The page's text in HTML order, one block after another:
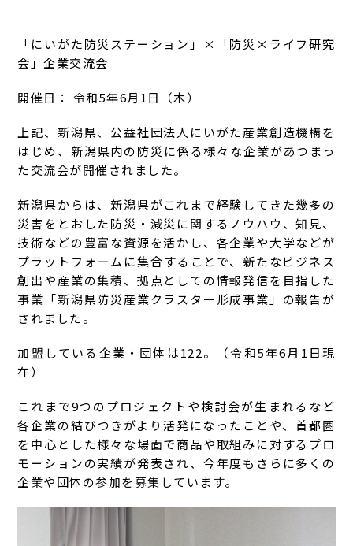
「にいがた防災ステーション」×「防災×ライフ研究
会」企業交流会
開催日： 令和5年6月1日（木）
上記、新潟県、公益社団法人にいがた産業創造機構を
はじめ、新潟県内の防災に係る様々な企業があつまっ
た交流会が開催されました。
新潟県からは、新潟県がこれまで経験してきた幾多の
災害をとおした防災・減災に関するノウハウ、知見、
技術などの豊富な資源を活かし、各企業や大学などが
プラットフォームに集合することで、新たなビジネス
創出や産業の集積、拠点としての情報発信を目指した
事業「新潟県防災産業クラスター形成事業」の報告が
されました。
加盟している企業・団体は122。（令和5年6月1日現
在）
これまで9つのプロジェクトや検討会が生まれるなど
各企業の結びつきがより活発になったことや、首都圏
を中心とした様々な場面で商品や取組みに対するプロ
モーションの実績が発表され、今年度もさらに多くの
企業や団体の参加を募集しています。